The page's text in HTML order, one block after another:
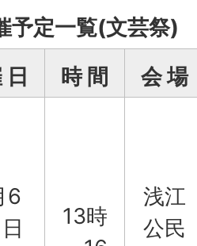
予定一覧(文芸祭)
日 時 間 会 場
6
13時
浅江
公民